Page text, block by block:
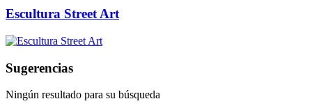
Escultura Street Art
Sugerencias
Ningún resultado para su búsqueda